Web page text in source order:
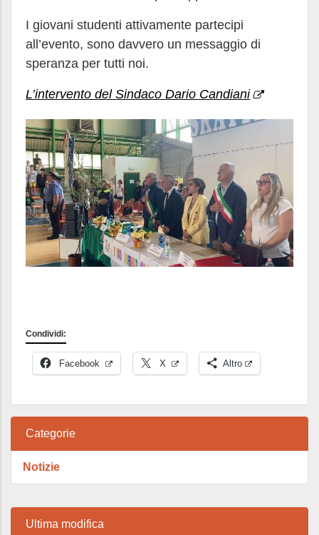
I giovani studenti attivamente partecipi
all’evento, sono davvero un messaggio di
speranza per tutti noi.
L’intervento del Sindaco Dario Candiani
Condividi:
Facebook X Altro
Categorie
Notizie
Ultima modifica